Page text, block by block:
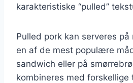
karakteristiske “pulled”
Pulled pork kan serveres på
en af de mest populære
sandwich eller på
kombineres med forskellige